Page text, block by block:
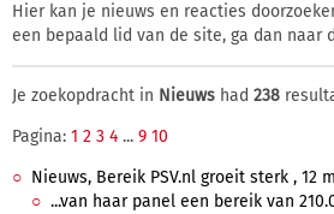
Hier kan je nieuws en reacties
een bepaald lid van de site, ga dan naar
Je zoekopdracht in Nieuws had 238
Pagina: 1 2 3 4 ... 9 10
Nieuws, Bereik PSV.nl groeit sterk , 12
...van haar panel een bereik van